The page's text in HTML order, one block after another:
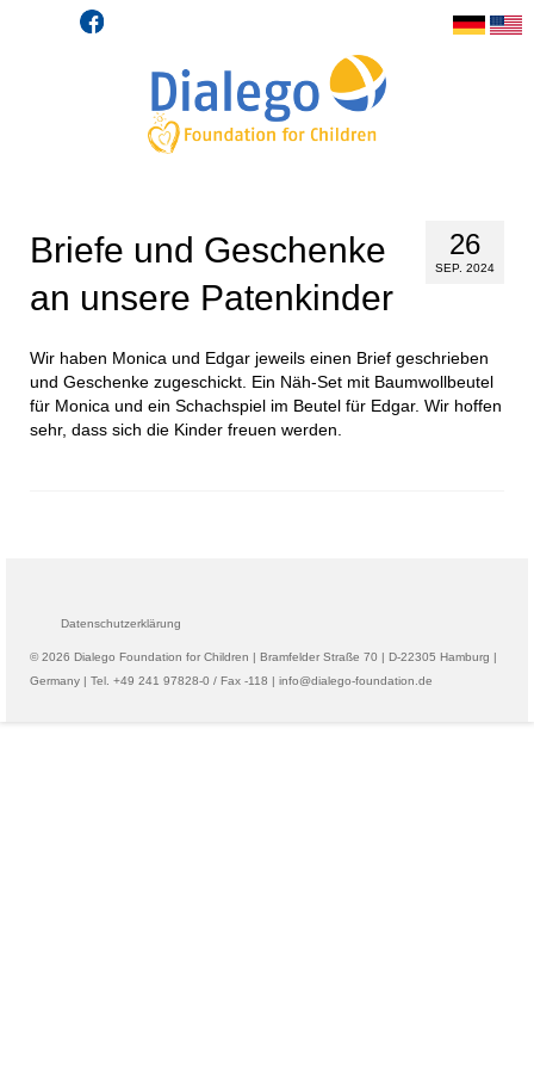
26
SEP. 2024
Briefe und Geschenke
an unsere Patenkinder
Wir haben Monica und Edgar jeweils einen Brief geschrieben
und Geschenke zugeschickt. Ein Näh-Set mit Baumwollbeutel
für Monica und ein Schachspiel im Beutel für Edgar. Wir hoffen
sehr, dass sich die Kinder freuen werden.
Datenschutzerklärung
© 2026 Dialego Foundation for Children | Bramfelder Straße 70 | D-22305 Hamburg |
Germany | Tel. +49 241 97828-0 / Fax -118 | info@dialego-foundation.de